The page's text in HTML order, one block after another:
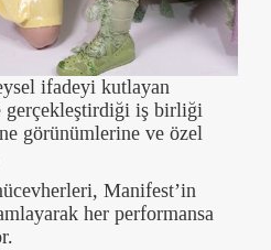
ifadeyi kutlayan
gerçekleştirdiği iş birliği
görünümlerine ve özel
Manifest’in
her performansa